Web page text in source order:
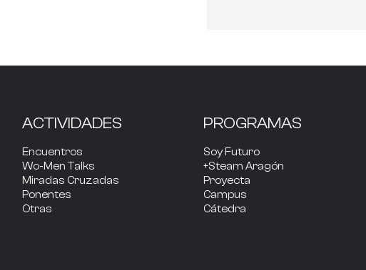
ACTIVIDADES
Encuentros
Wo-Men Talks
Miradas Cruzadas
Ponentes
Otras
PROGRAMAS
Soy Futuro
+Steam Aragón
Proyecta
Campus
Cátedra